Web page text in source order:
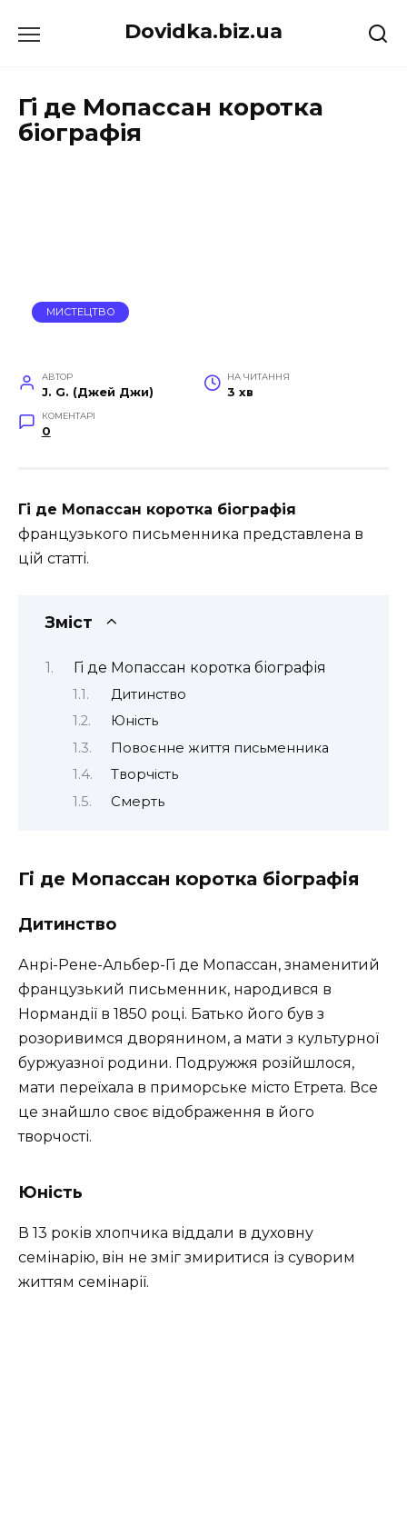
до
Dovidka.biz.ua
Гі де Мопассан коротка
біографія
МИСТЕЦТВО
АВТОР
J. G. (Джей Джи)
НА ЧИТАННЯ
3 хв
КОМЕНТАРІ
0
Гі де Мопассан коротка біографія
французького письменника представлена в
цій статті.
Зміст
Гі де Мопассан коротка біографія
Дитинство
Юність
Повоєнне життя письменника
Творчість
Смерть
Гі де Мопассан коротка біографія
Дитинство
Анрі-Рене-Альбер-Гі де Мопассан, знаменитий
французький письменник, народився в
Нормандії в 1850 році. Батько його був з
розоривимся дворянином, а мати з культурної
буржуазної родини. Подружжя розійшлося,
мати переїхала в приморське місто Етрета. Все
це знайшло своє відображення в його
творчості.
Юність
В 13 років хлопчика віддали в духовну
семінарію, він не зміг змиритися із суворим
життям семінарії.